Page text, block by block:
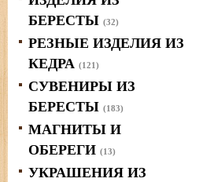
БЕРЕСТЫ (32)
РЕЗНЫЕ ИЗДЕЛИЯ ИЗ
КЕДРА (121)
СУВЕНИРЫ ИЗ
БЕРЕСТЫ (183)
МАГНИТЫ И
ОБЕРЕГИ (13)
УКРАШЕНИЯ ИЗ